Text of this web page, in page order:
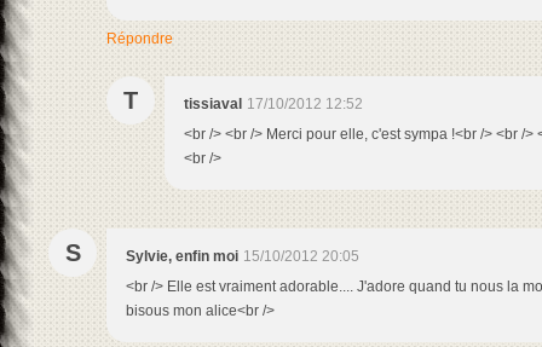
Répondre
T tissiaval 17/10/2012 12:52
<br /> <br /> Merci pour elle, c'est sympa !<br /> <br />
<br />
S Sylvie, enfin moi 15/10/2012 20:05
<br /> Elle est vraiment adorable.... J'adore quand tu nous la
bisous mon alice<br />